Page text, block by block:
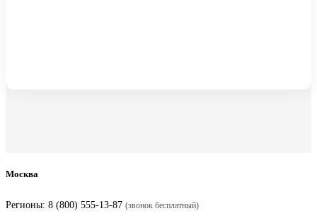
Москва
Регионы: 8 (800) 555-13-87 (звонок бесплатный)